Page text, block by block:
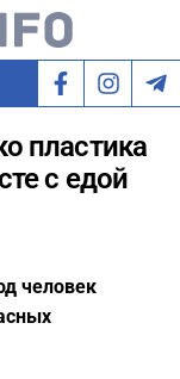
пластика
с едой
человек